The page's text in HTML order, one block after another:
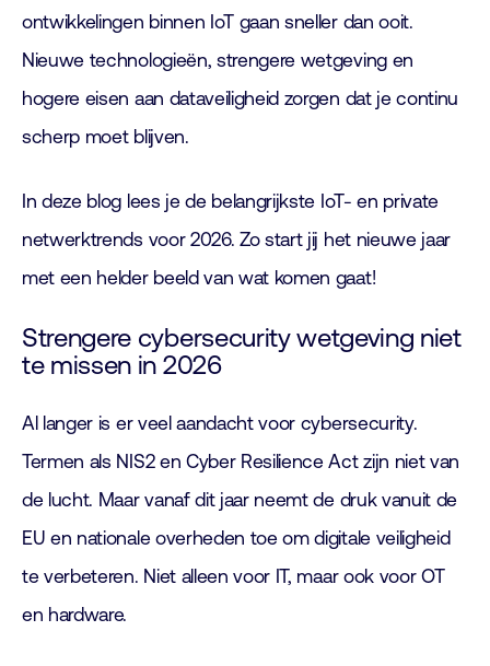
ontwikkelingen binnen IoT gaan sneller dan ooit.
Nieuwe technologieën, strengere wetgeving en
hogere eisen aan dataveiligheid zorgen dat je continu
scherp moet blijven.
In deze blog lees je de belangrijkste IoT- en private
netwerktrends voor 2026. Zo start jij het nieuwe jaar
met een helder beeld van wat komen gaat!
Strengere cybersecurity wetgeving niet
te missen in 2026
Al langer is er veel aandacht voor cybersecurity.
Termen als NIS2 en Cyber Resilience Act zijn niet van
de lucht. Maar vanaf dit jaar neemt de druk vanuit de
EU en nationale overheden toe om digitale veiligheid
te verbeteren. Niet alleen voor IT, maar ook voor OT
en hardware.